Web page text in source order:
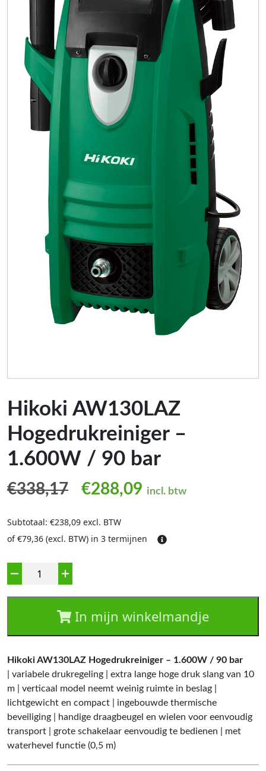
Hikoki AW130LAZ
Hogedrukreiniger –
1.600W / 90 bar
€338,17 Oorspronkelijke prijs
€288,09 Huidige prijs is:
incl. btw
Subtotaal: €238,09 excl. BTW
of €79,36 (excl. BTW) in 3 termijnen
Aantal
In mijn winkelmandje
Hikoki AW130LAZ Hogedrukreiniger – 1.600W / 90 bar
| variabele drukregeling | extra lange hoge druk slang van 10
m | verticaal model neemt weinig ruimte in beslag |
lichtgewicht en compact | ingebouwde thermische
beveiliging | handige draagbeugel en wielen voor eenvoudig
transport | grote schakelaar eenvoudig te bedienen | met
waterhevel functie (0,5 m)